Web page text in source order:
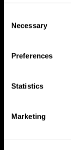
Selection
Necessary
Preferences
Statistics
Marketing